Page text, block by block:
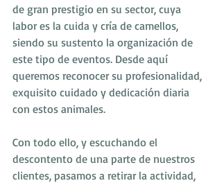
de gran prestigio en su sector, cuya
labor es la cuida y cría de camellos,
siendo su sustento la organización de
este tipo de eventos. Desde aquí
queremos reconocer su profesionalidad,
exquisito cuidado y dedicación diaria
con estos animales.
Con todo ello, y escuchando el
descontento de una parte de nuestros
clientes, pasamos a retirar la actividad,